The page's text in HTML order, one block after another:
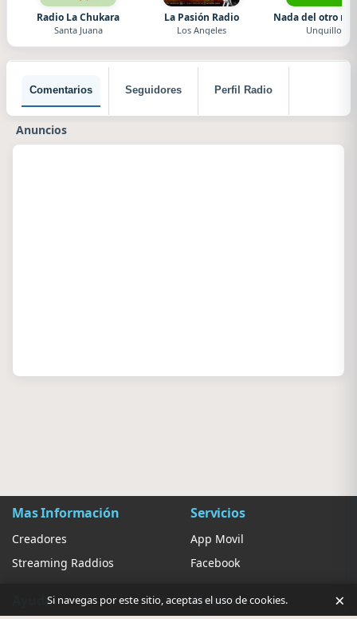
Radio La Chukara
Santa Juana
La Pasión Radio
Los Angeles
Nada del otro
Unquillo
Comentarios Seguidores Perfil Radio
Anuncios
Mas Información
Creadores
Streaming Raddios
Servicios
App Movil
Facebook
Ayuda Ajustes
Si navegas por este sitio, aceptas el uso de cookies. ×